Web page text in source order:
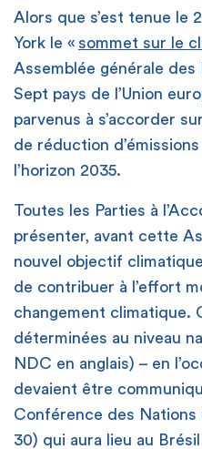
Alors que s’est tenue le
York le « sommet sur le
Assemblée générale
Sept pays de l’Union
parvenus à s’accorder
de réduction
l’horizon 2035.
Toutes les Parties à
présenter, avant cette
nouvel objectif
de contribuer à l’effort
changement climatique.
déterminées au niveau
NDC en anglais) – en
devaient être
Conférence des Nations
30) qui aura lieu au